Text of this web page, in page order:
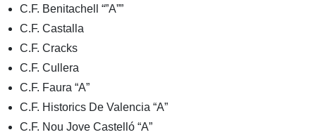
C.F. Benitachell “”A””
C.F. Castalla
C.F. Cracks
C.F. Cullera
C.F. Faura “A”
C.F. Historics De Valencia “A”
C.F. Nou Jove Castelló “A”